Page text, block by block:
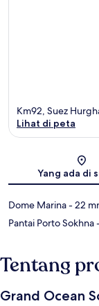
Km92, Suez
Lihat di peta
Yang ada di
Dome Marina- 22
Pantai Porto Sokhna
Tentang
Grand Ocean